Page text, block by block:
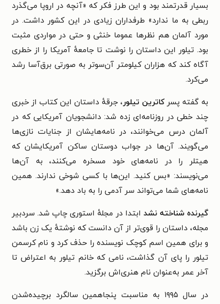
بسیار قدرتمند بود و این طرز فکر که «آنچه در اروپا می‌گذرد
ربطی به ما ندارد» طرفداران زیادی در این کشور داشت. در
مورد آلمان هم نظرها عموما خنثی و حتی در مواردی مثبت
بود. تیلور این داستان را نوشت تا جامعهٔ آمریکا را از خطری
آگاه کند که هزاران کیلومتر آن‌سوتر به صورتی برق‌آسا رشد
می‌کرد.
به گفته پسر کاترین تیلور، جرقهٔ داستان این کتاب از خبری
چند خطی در روزنامه‌ای زده شد: دانشجویان آمریکایی که در
آلمان درس می‌خوانند، در نامه‌هایشان از جنایات نازی‌ها
می‌گویند. آن‌ها در جواب دوستان ساکن آمریکایشان که
هیتلر را در نامه‌های خود مسخره می‌کنند، به آن‌ها
می‌نویسند: «بس کنید. این‌ها با کسی شوخی ندارند. همین
نامه‌های شما می‌تواند سر آدمی را به باد دهد.»
گیرنده شناخته نشد ابتدا در مجلهٔ استوری چاپ شد. سردبیر
مجله، داستان را قوی‌تر از آن دانست که نوشتهٔ یک زن باشد
و برای همین اسم کوچک نویسنده را حذف کرد و نام کرسمن
تیلور را پای آن گذاشت، نامی که خانم تیلور به اعتراض تا
آخر عمر به‌عنوان نام هنری‌اش برگزید.
در سال ۱۹۹۵ به مناسبت پنجاهمین سالگرد برچیده‌شدن